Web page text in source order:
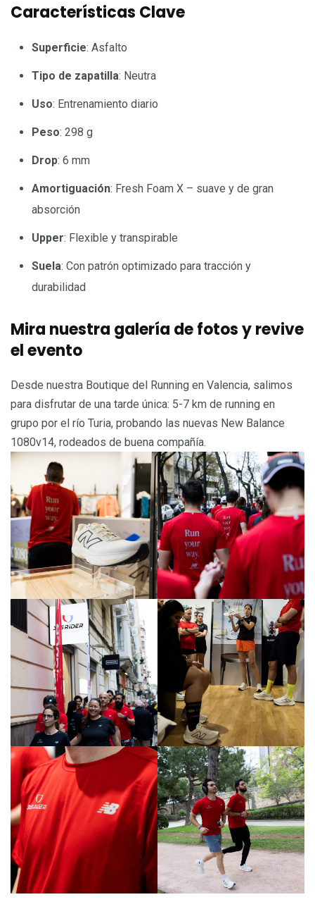
Características Clave
Superficie: Asfalto
Tipo de zapatilla: Neutra
Uso: Entrenamiento diario
Peso: 298 g
Drop: 6 mm
Amortiguación: Fresh Foam X – suave y de gran
absorción
Upper: Flexible y transpirable
Suela: Con patrón optimizado para tracción y
durabilidad
Mira nuestra galería de fotos y revive
el evento
Desde nuestra Boutique del Running en Valencia, salimos
para disfrutar de una tarde única: 5-7 km de running en
grupo por el río Turia, probando las nuevas New Balance
1080v14, rodeados de buena compañía.